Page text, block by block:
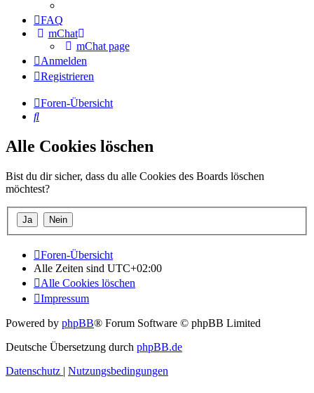
FAQ
mChat
mChat page
Anmelden
Registrieren
Foren-Übersicht
Suche
Alle Cookies löschen
Bist du dir sicher, dass du alle Cookies des Boards löschen
möchtest?
Foren-Übersicht
Alle Zeiten sind UTC+02:00
Alle Cookies löschen
Impressum
Powered by phpBB® Forum Software © phpBB Limited
Deutsche Übersetzung durch phpBB.de
Datenschutz | Nutzungsbedingungen